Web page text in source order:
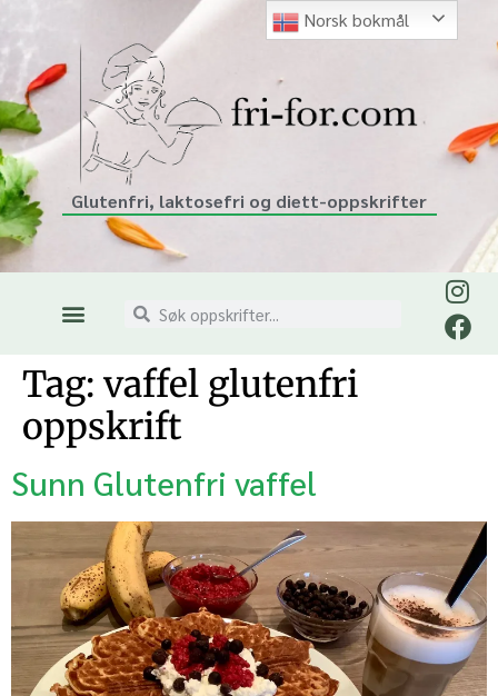
Glutenfri, laktosefri og diett-oppskrifter
Tag: vaffel glutenfri
oppskrift
Sunn Glutenfri vaffel
Norsk bokmål